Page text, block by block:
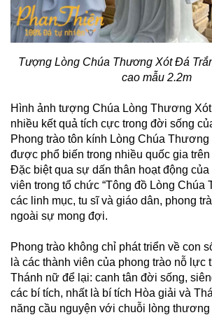
Tượng Lòng Chúa Thương Xót Đá
cao mẫu 2.2m
Hình ảnh tượng Chúa Lòng Thương
nhiều kết quả tích cực trong đời sống
Phong trào tôn kính Lòng Chúa Thương
được phổ biến trong nhiều quốc gia
Đặc biệt qua sự dấn thân hoạt động của
viên trong tổ chức “Tông đồ Lòng Chúa
các linh mục, tu sĩ và giáo dân, phong
ngoài sự mong đợi.
Phong trào không chỉ phát triển về con
là các thành viên của phong trào nỗ lực
Thánh nữ để lại: canh tân đời sống,
các bí tích, nhất là bí tích Hòa giải và
năng cầu nguyện với chuỗi lòng thương